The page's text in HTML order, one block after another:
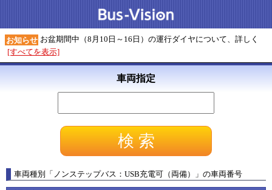
お知らせ お盆期間中（8月10日～16日）の運行ダイヤについて、詳しく
[すべてを表示]
車両指定
車両種別 「 ノンステップバス：USB充電可（両備） 」 の車両番号